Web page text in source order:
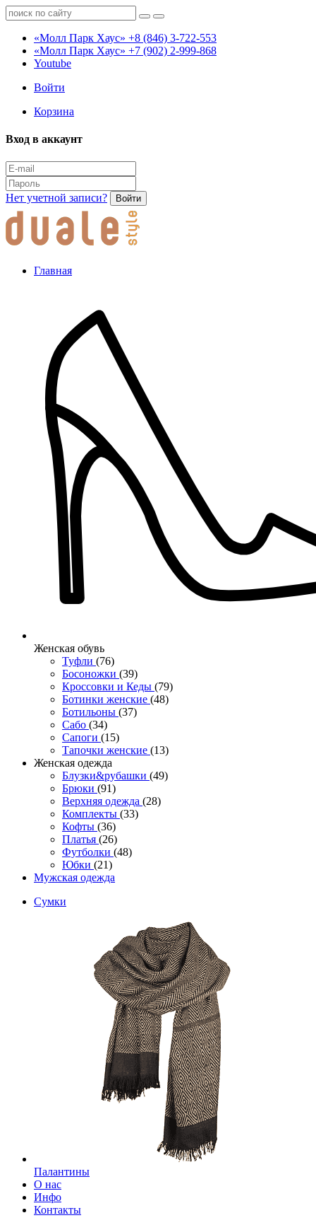
«Молл Парк Хаус» +8 (846) 3-722-553
«Молл Парк Хаус» +7 (902) 2-999-868
Youtube
Войти
Корзина
Вход в аккаунт
Нет учетной записи? Войти
Главная
Женcкая обувь
Туфли (76)
Босоножки (39)
Кроссовки и Кеды (79)
Ботинки женские (48)
Ботильоны (37)
Сабо (34)
Сапоги (15)
Тапочки женские (13)
Женская одежда
Блузки&рубашки (49)
Брюки (91)
Верхняя одежда (28)
Комплекты (33)
Кофты (36)
Платья (26)
Футболки (48)
Юбки (21)
Мужская одежда
Сумки
Палантины
О нас
Инфо
Контакты